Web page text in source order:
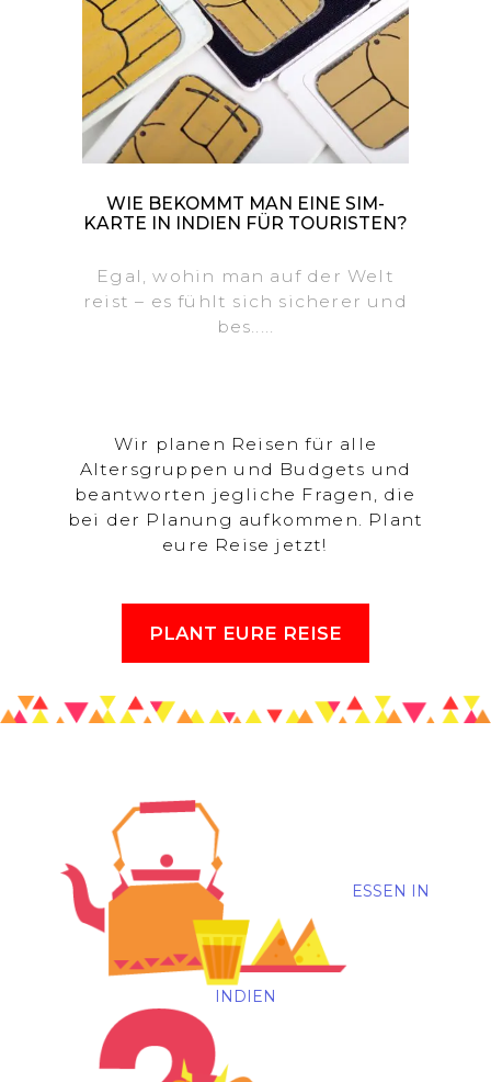
WIE BEKOMMT MAN EINE SIM-
KARTE IN INDIEN FÜR TOURISTEN?
Egal, wohin man auf der Welt
reist – es fühlt sich sicherer und
bes.....
Wir planen Reisen für alle
Altersgruppen und Budgets und
beantworten jegliche Fragen, die
bei der Planung aufkommen. Plant
eure Reise jetzt!
PLANT EURE REISE
ESSEN IN
INDIEN